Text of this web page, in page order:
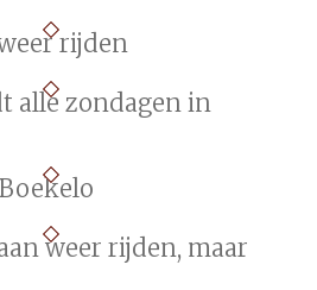
rijden
alle zondagen in
weer rijden, maar